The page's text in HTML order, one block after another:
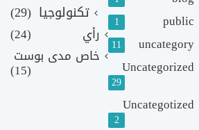
public
1
uncategory
11
Uncategorized
29
Uncategotized
2
تكنولوجيا (29)
رأي
(24)
خاص مدى بوست
(15)